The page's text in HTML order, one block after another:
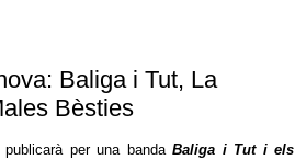
Baliga i Tut, La
Bèsties
per una banda Baliga i Tut i els